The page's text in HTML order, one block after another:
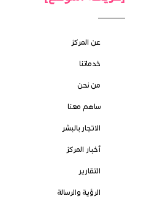
عن المركز
خدماتنا
من نحن
ساهم معنا
الاتجار بالبشر
أخبار المركز
التقارير
الرؤية والرسالة